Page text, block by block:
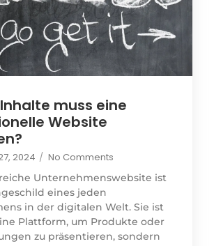
muss eine
Website
2024 / No Comments
Unternehmenswebsite ist
eines jeden
in der digitalen Welt. Sie ist
Plattform, um Produkte oder
zu präsentieren, sondern